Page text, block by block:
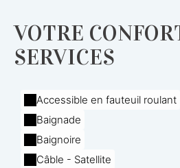
VOTRE
SERVICES
Accessible en fauteuil roulant
Baignade
Baignoire
Câble - Satellite